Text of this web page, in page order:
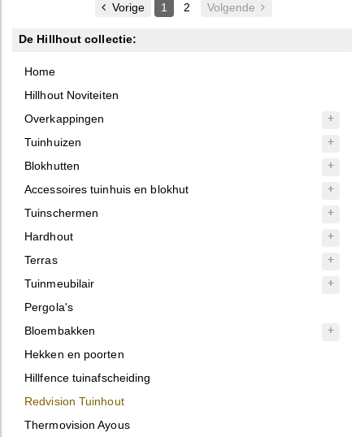
Vorige
1 2 Volgende
De Hillhout collectie:
Home
Hillhout Noviteiten
Overkappingen
Tuinhuizen
Blokhutten
Accessoires tuinhuis en blokhut
Tuinschermen
Hardhout
Terras
Tuinmeubilair
Pergola's
Bloembakken
Hekken en poorten
Hillfence tuinafscheiding
Redvision Tuinhout
Thermovision Ayous